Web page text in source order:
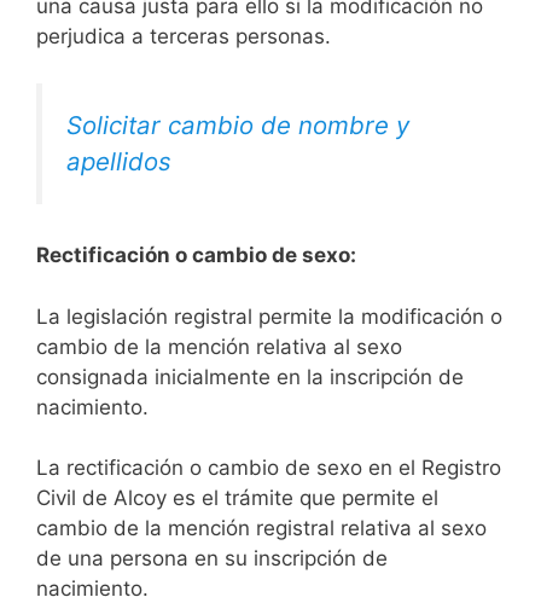
una causa justa para ello si la modificación no
perjudica a terceras personas.
Solicitar cambio de nombre y
apellidos
Rectificación o cambio de sexo:
La legislación registral permite la modificación o
cambio de la mención relativa al sexo
consignada inicialmente en la inscripción de
nacimiento.
La rectificación o cambio de sexo en el Registro
Civil de Alcoy es el trámite que permite el
cambio de la mención registral relativa al sexo
de una persona en su inscripción de
nacimiento.